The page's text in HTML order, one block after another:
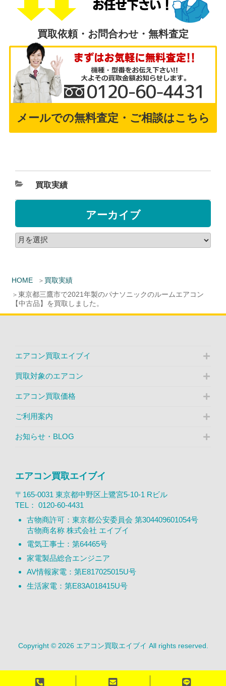
HOME
買取実績
東京都三鷹市で2021年製のパナソニックのルームエアコン
【中古品】を買取しました。
買取依頼・お問合わせ・無料査定
メールでの無料査定・ご相談はこちら
買取実績
アーカイブ
エアコン買取エイブイ
買取対象のエアコン
エアコン買取価格
ご利用案内
お知らせ・BLOG
エアコン買取エイブイ
〒165-0031 東京都中野区上鷺宮5-10-1 Rビル
TEL： 0120-60-4431
古物商許可：東京都公安委員会 第304409601054号
古物商名称 株式会社 エイブイ
電気工事士：第64465号
家電製品総合エンジニア
AV情報家電：第E817025015U号
生活家電：第E83A018415U号
Copyright © 2026 エアコン買取エイブイ All rights reserved.